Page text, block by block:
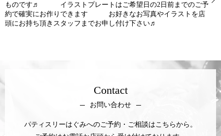
ものです♬ イラストプレートはご希望日の2日前までのご予
約で確実にお作りできます お好きなお写真やイラストを店
頭にお持ち頂きスタッフまでお申し付け下さい♬
Contact
お問い合わせ
パティスリーはぐみへのご予約・ご相談はこちらから。